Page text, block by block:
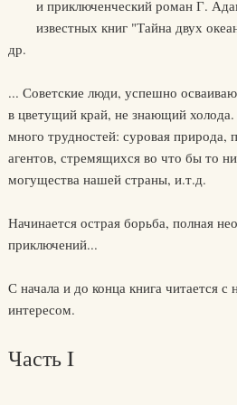
и приключенческий роман Г.
известных книг "Тайна двух
др.
... Советские люди, успешно
в цветущий край, не знающий
много трудностей: суровая природа,
агентов, стремящихся во что бы то
могущества нашей страны, и.т.д.
Начинается острая борьба, полная
приключений...
С начала и до конца книга читается
интересом.
Часть I